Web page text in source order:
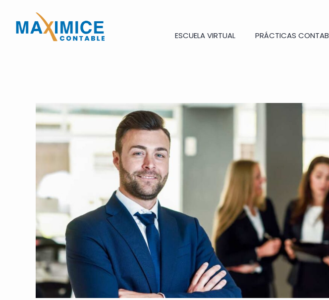
ESCUELA VIRTUAL PRÁCTICAS